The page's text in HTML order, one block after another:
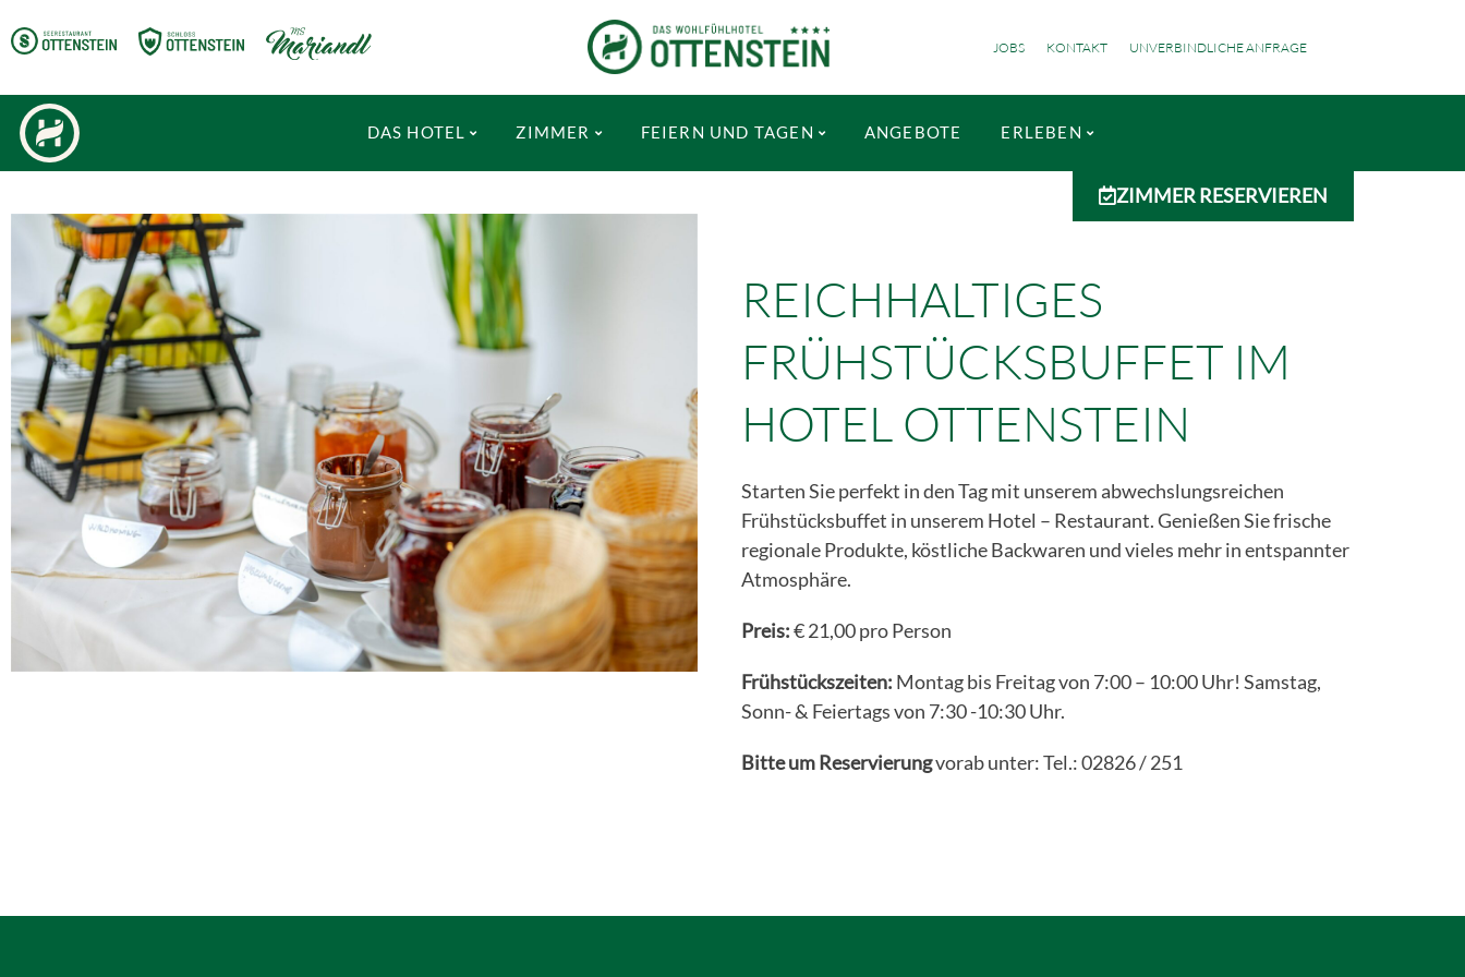
JOBS KONTAKT UNVERBINDLICHE ANFRAGE
DAS HOTEL ZIMMER FEIERN UND TAGEN ANGEBOTE ERLEBEN
ZIMMER RESERVIEREN
REICHHALTIGES
FRÜHSTÜCKSBUFFET IM
HOTEL OTTENSTEIN
Starten Sie perfekt in den Tag mit unserem abwechslungsreichen
Frühstücksbuffet in unserem Hotel – Restaurant. Genießen Sie frische
regionale Produkte, köstliche Backwaren und vieles mehr in entspannter
Atmosphäre.
Preis:€ 21,00 pro Person
Frühstückszeiten: Montag bis Freitag von 7:00 – 10:00 Uhr! Samstag,
Sonn- & Feiertags von 7:30 -10:30 Uhr.
Bitte um Reservierungvorab unter: Tel.: 02826 / 251